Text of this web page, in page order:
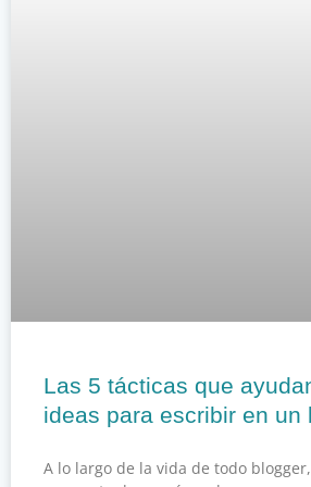
Las 5 tácticas que
ideas para escribir en un
A lo largo de la vida de todo